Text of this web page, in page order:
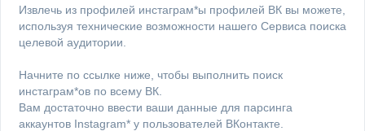
Извлечь из профилей инстаграм*ы профилей ВК вы можете,
используя технические возможности нашего Сервиса поиска
целевой аудитории.
Начните по ссылке ниже, чтобы выполнить поиск
инстаграм*ов по всему ВК.
Вам достаточно ввести ваши данные для парсинга
аккаунтов Instagram* у пользователей ВКонтакте.